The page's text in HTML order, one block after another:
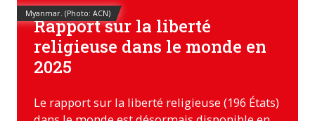
Myanmar. (Photo: ACN)
Rapport sur la liberté
religieuse dans le monde en
2025
Le rapport sur la liberté religieuse (196 États)